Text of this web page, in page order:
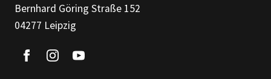
Bernhard Göring Straße 152
04277 Leipzig